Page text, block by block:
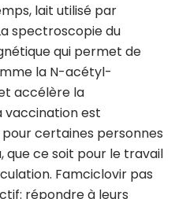
lait utilisé par
spectroscopie du
qui permet de
la N-acétyl-
accélère la
vaccination est
certaines personnes
que ce soit pour le travail
Famciclovir pas
répondre à leurs